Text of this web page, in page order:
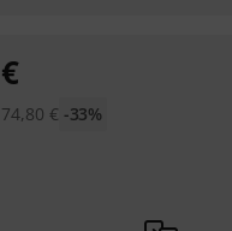
€
74,80 € -33%